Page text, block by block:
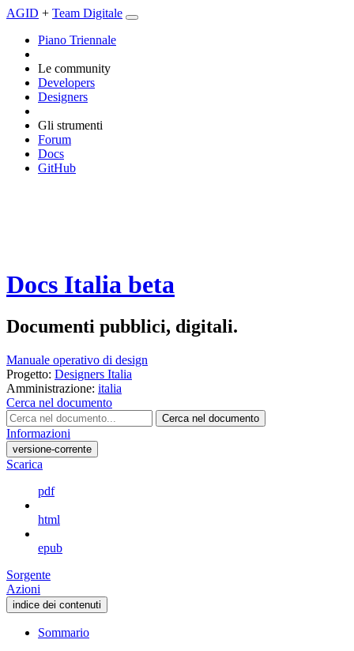
AGID + Team Digitale
Piano Triennale
Le community
Developers
Designers
Gli strumenti
Forum
Docs
GitHub
Docs Italia beta
Documenti pubblici, digitali.
Manuale operativo di design
Progetto: Designers Italia
Amministrazione: italia
Cerca nel documento
Cerca nel documento
Informazioni
versione-corrente
Scarica
pdf
html
epub
Sorgente
Azioni
indice dei contenuti
Sommario